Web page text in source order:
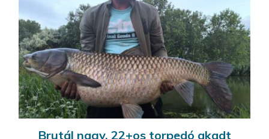
Brutál nagy, 22+os torpedó akadt